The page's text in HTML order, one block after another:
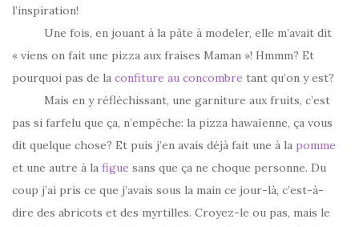
l’inspiration!
Une fois, en jouant à la pâte à modeler, elle m’avait dit
« viens on fait une pizza aux fraises Maman »! Hmmm? Et
pourquoi pas de la confiture au concombre tant qu’on y est?
Mais en y réfléchissant, une garniture aux fruits, c’est
pas si farfelu que ça, n’empêche: la pizza hawaïenne, ça vous
dit quelque chose? Et puis j’en avais déjà fait une à la pomme
et une autre à la figue sans que ça ne choque personne. Du
coup j’ai pris ce que j’avais sous la main ce jour-là, c’est-à-
dire des abricots et des myrtilles. Croyez-le ou pas, mais le